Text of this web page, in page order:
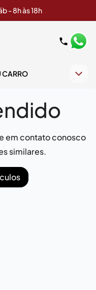
- 8h às 18h
CARRO
em contato conosco
similares.